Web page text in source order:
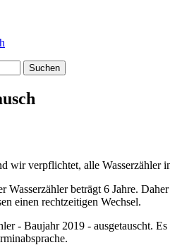
Suchen
wir verpflichtet, alle Wasserzähler
Wasserzähler beträgt 6 Jahre.
einen rechtzeitigen Wechsel.
- Baujahr 2019 - ausgetauscht.